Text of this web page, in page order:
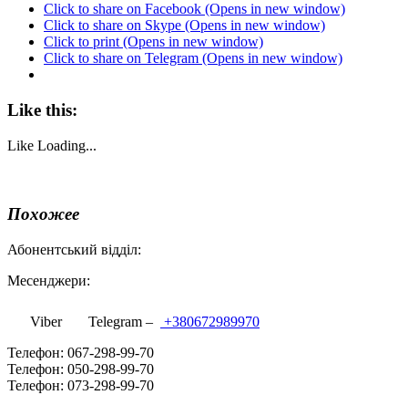
Click to share on Facebook (Opens in new window)
Click to share on Skype (Opens in new window)
Click to print (Opens in new window)
Click to share on Telegram (Opens in new window)
Like this:
Like Loading...
Похожее
Абонентський відділ:
Месенджери:
Viber Telegram –
+380672989970
Телефон: 067-298-99-70
Телефон: 050-298-99-70
Телефон: 073-298-99-70